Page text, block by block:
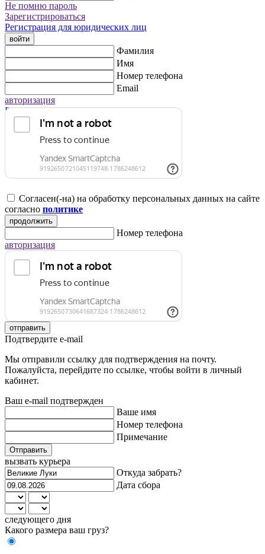
Не помню пароль
Зарегистрироваться
Регистрация для юридических лиц
войти
Фамилия
Имя
Номер телефона
Email
авторизация
Регистрация для юридических лиц
Согласен(-на) на обработку персональных данных на сайте
согласно политике
продолжить
Номер телефона
авторизация
отправить
Подтвердите e-mail
Мы отправили ссылку для подтверждения на почту.
Пожалуйста, перейдите по ссылке, чтобы войти в личный
кабинет.
Ваш e-mail подтвержден
Ваше имя
Номер телефона
Примечание
Отправить
вызвать курьера
Откуда забрать?
Дата сбора
следующего дня
Какого размера ваш груз?